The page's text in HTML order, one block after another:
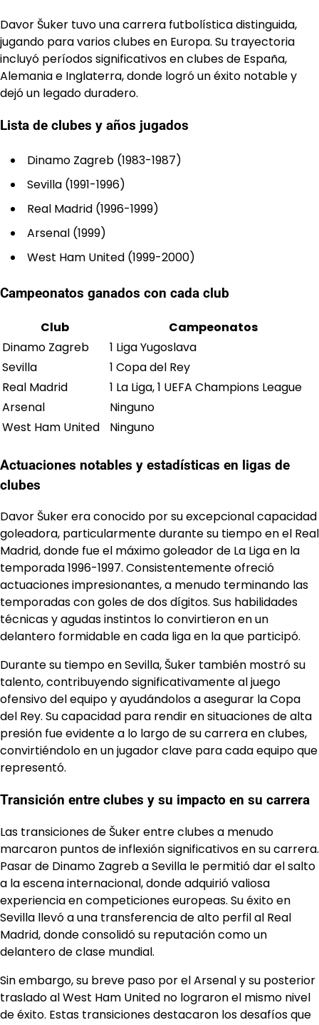
Davor Šuker tuvo una carrera futbolística distinguida,
jugando para varios clubes en Europa. Su trayectoria
incluyó períodos significativos en clubes de España,
Alemania e Inglaterra, donde logró un éxito notable y
dejó un legado duradero.
Lista de clubes y años jugados
Dinamo Zagreb (1983-1987)
Sevilla (1991-1996)
Real Madrid (1996-1999)
Arsenal (1999)
West Ham United (1999-2000)
Campeonatos ganados con cada club
Club
Campeonatos
Dinamo Zagreb
1 Liga Yugoslava
Sevilla
1 Copa del Rey
Real Madrid
1 La Liga, 1 UEFA Champions League
Arsenal
Ninguno
West Ham United
Ninguno
Actuaciones notables y estadísticas en ligas de
clubes
Davor Šuker era conocido por su excepcional capacidad
goleadora, particularmente durante su tiempo en el Real
Madrid, donde fue el máximo goleador de La Liga en la
temporada 1996-1997. Consistentemente ofreció
actuaciones impresionantes, a menudo terminando las
temporadas con goles de dos dígitos. Sus habilidades
técnicas y agudas instintos lo convirtieron en un
delantero formidable en cada liga en la que participó.
Durante su tiempo en Sevilla, Šuker también mostró su
talento, contribuyendo significativamente al juego
ofensivo del equipo y ayudándolos a asegurar la Copa
del Rey. Su capacidad para rendir en situaciones de alta
presión fue evidente a lo largo de su carrera en clubes,
convirtiéndolo en un jugador clave para cada equipo que
representó.
Transición entre clubes y su impacto en su carrera
Las transiciones de Šuker entre clubes a menudo
marcaron puntos de inflexión significativos en su carrera.
Pasar de Dinamo Zagreb a Sevilla le permitió dar el salto
a la escena internacional, donde adquirió valiosa
experiencia en competiciones europeas. Su éxito en
Sevilla llevó a una transferencia de alto perfil al Real
Madrid, donde consolidó su reputación como un
delantero de clase mundial.
Sin embargo, su breve paso por el Arsenal y su posterior
traslado al West Ham United no lograron el mismo nivel
de éxito. Estas transiciones destacaron los desafíos que